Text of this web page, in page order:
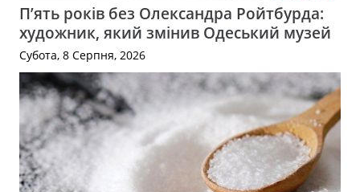
П’ять років без Олександра Ройтбурда:
художник, який змінив Одеський музей
Субота, 8 Серпня, 2026